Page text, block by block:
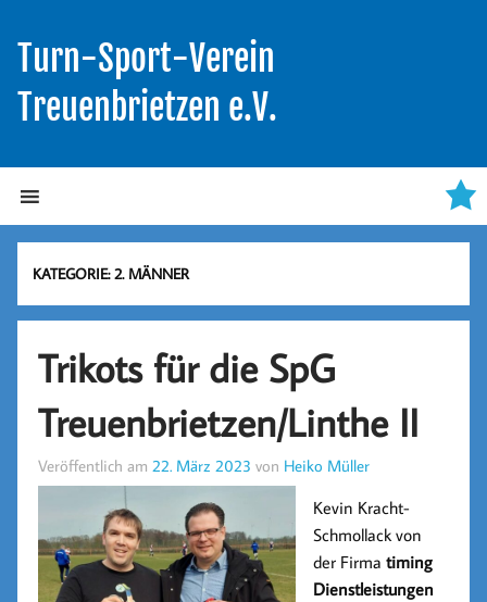
Turn-Sport-Verein
Treuenbrietzen e.V.
KATEGORIE:2. MÄNNER
Trikots für die SpG
Treuenbrietzen/Linthe II
Veröffentlich am22. März 2023 von Heiko Müller
Kevin Kracht-
Schmollack von
der Firmatiming
Dienstleistungen